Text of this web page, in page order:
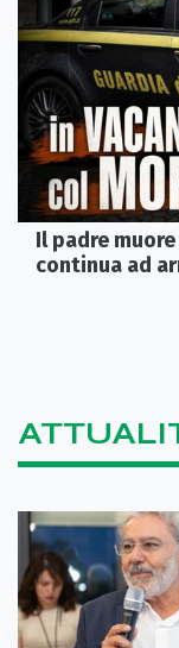
Il padre
continua ad